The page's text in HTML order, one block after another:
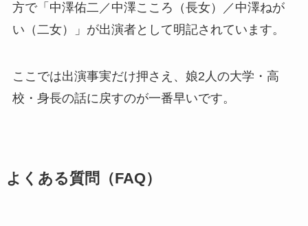
方で「中澤佑二／中澤こころ（長女）／中澤ねが
い（二女）」が出演者として明記されています。
ここでは出演事実だけ押さえ、娘2人の大学・高
校・身長の話に戻すのが一番早いです。
よくある質問（FAQ）